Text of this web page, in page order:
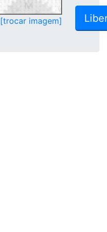
[trocar imagem]